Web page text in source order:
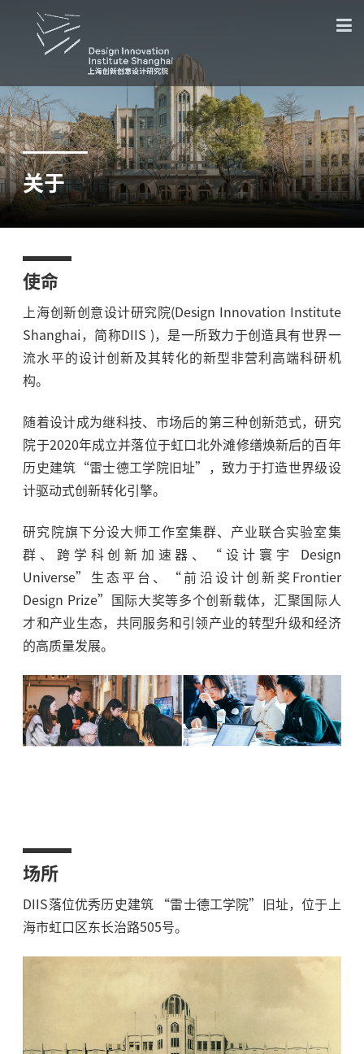
关于
使命
上海创新创意设计研究院(Design Innovation Institute
Shanghai，简称DIIS )，是一所致力于创造具有世界一
流水平的设计创新及其转化的新型非营利高端科研机
构。
随着设计成为继科技、市场后的第三种创新范式，研究
院于2020年成立并落位于虹口北外滩修缮焕新后的百年
历史建筑“雷士德工学院旧址”，致力于打造世界级设
计驱动式创新转化引擎。
研究院旗下分设大师工作室集群、产业联合实验室集
群、跨学科创新加速器、“设计寰宇 Design
Universe”生态平台、“前沿设计创新奖Frontier
Design Prize”国际大奖等多个创新载体，汇聚国际人
才和产业生态，共同服务和引领产业的转型升级和经济
的高质量发展。
场所
DIIS落位优秀历史建筑 “雷士德工学院”旧址，位于上
海市虹口区东长治路505号。